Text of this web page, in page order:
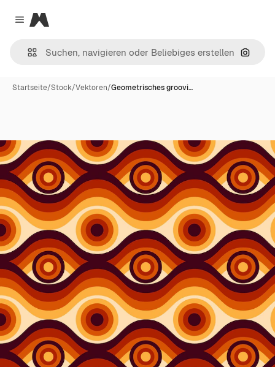
Close menu
Magnific
Nach
Startseite/Stock/Vektoren/Geometrisches groovi…